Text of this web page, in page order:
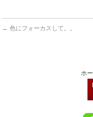
← 色にフォーカスして。。
ホ